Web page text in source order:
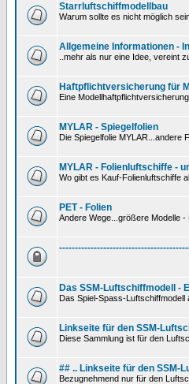
Starrluftschiffmodellbau
Warum sollte es nicht möglich
Allgemeine Informationen -
..mehr als nur eine Idee, vereint
Haftpflichtversicherung für
Eine
MYLAR - Spiegelfolien
Die Spiegelfolie MYLAR...andere
MYLAR - Folienluftschiffe -
Wo gibt es Kauf-Folienluftschiffe
PET - Folien
Andere Wege...größere Modelle -
Das SSM-Luftschiffmodell -
Das Spiel-Spass-Luftschiffmodell
Linkseite für den SSM-
Diese Sammlung ist für den
## .. Linkseite für den SSM-
Bezugnehmend nur für den